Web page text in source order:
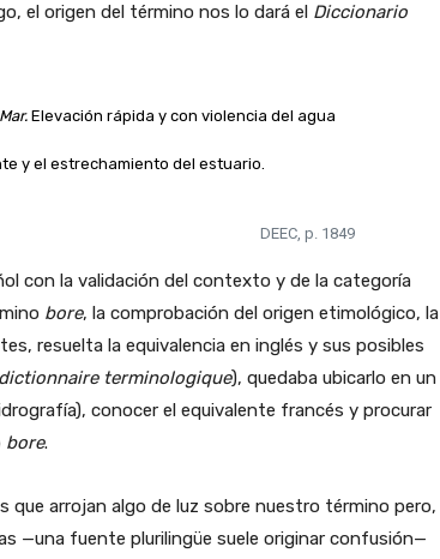
el origen del término nos lo dará el Diccionario
Mar.Elevación rápida y con violencia del agua
y el estrechamiento del estuario.
DEEC, p. 1849
con la validación del contexto y de la categoría
bore, la comprobación del origen etimológico, la
resuelta la equivalencia en inglés y sus posibles
terminologique), quedaba ubicarlo en un
conocer el equivalente francés y procurar
bore.
arrojan algo de luz sobre nuestro término pero,
—una fuente plurilingüe suele originar confusión—